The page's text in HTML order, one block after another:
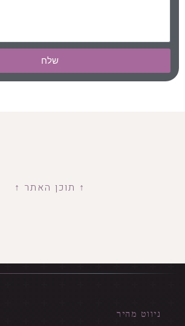
שלח
↑ תוכן האתר ↑
ניווט מהיר